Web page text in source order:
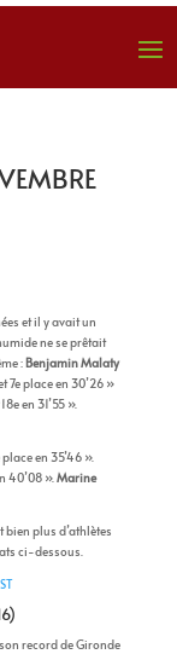
et il y avait un
ne se prêtait
: Benjamin Malaty
place en 30’26 »
en 31’55 ».
en 35’46 ».
40’08 ».Marine
plus d’athlètes
ci-dessous.
record de Gironde